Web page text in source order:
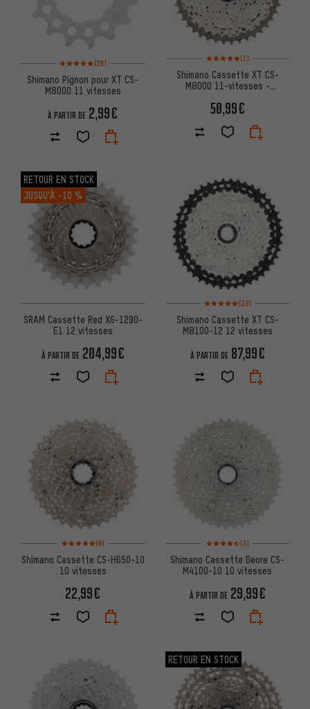
Note moyenne : 5 sur 5 d'après 28 avis
(28)
Shimano Pignon pour XT CS-
M8000 11 vitesses
À PARTIR DE 2,99€
Note moyenne : 5 sur 5
(1)
Shimano Cassette XT CS-
M8000 11-vitesses -
50,99€
RETOUR EN STOCK
JUSQU’À -10 %
SRAM Cassette Red XG-1290-
E1 12 vitesses
À PARTIR DE 204,99€
Note moyenne : 5 sur 5 d'après
(12)
Shimano Cassette XT CS-
M8100-12 12 vitesses
À PARTIR DE 87,99€
Note moyenne : 5 sur 5 d'après 8 avis
(8)
Shimano Cassette CS-HG50-10
10 vitesses
22,99€
Note moyenne : 4,5 sur 5
(3)
Shimano Cassette Deore CS-
M4100-10 10 vitesses
À PARTIR DE 29,99€
RETOUR EN STOCK